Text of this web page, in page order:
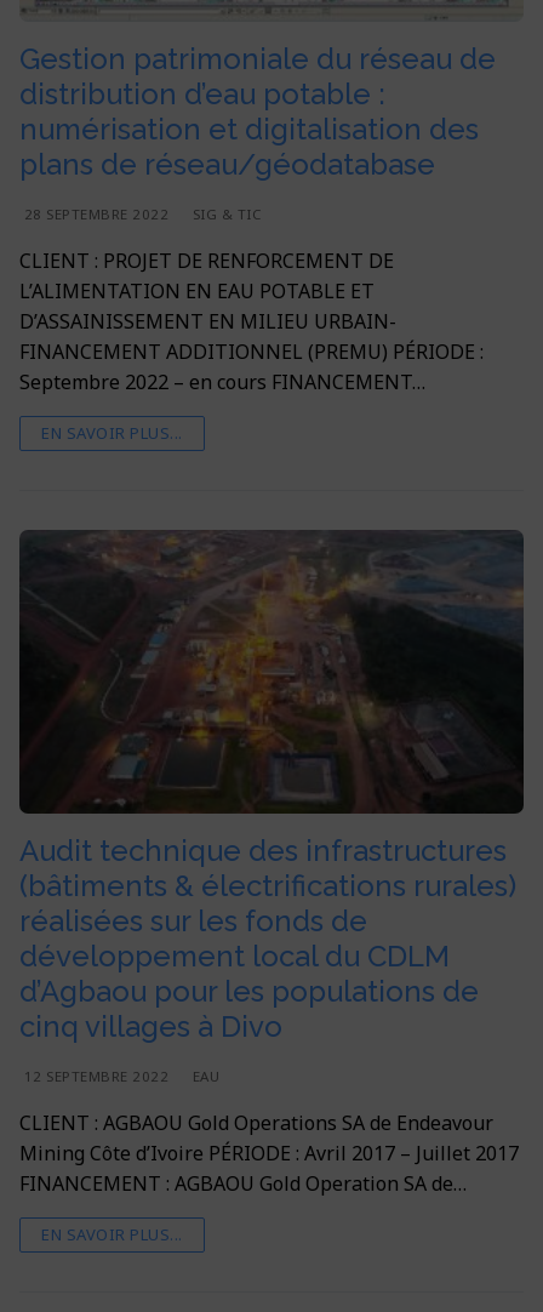
Gestion patrimoniale du réseau de
distribution d’eau potable :
numérisation et digitalisation des
plans de réseau/géodatabase
28 SEPTEMBRE 2022 SIG & TIC
CLIENT : PROJET DE RENFORCEMENT DE
L’ALIMENTATION EN EAU POTABLE ET
D’ASSAINISSEMENT EN MILIEU URBAIN-
FINANCEMENT ADDITIONNEL (PREMU) PÉRIODE :
Septembre 2022 – en cours FINANCEMENT…
EN SAVOIR PLUS...
Audit technique des infrastructures
(bâtiments & électrifications rurales)
réalisées sur les fonds de
développement local du CDLM
d’Agbaou pour les populations de
cinq villages à Divo
12 SEPTEMBRE 2022 EAU
CLIENT : AGBAOU Gold Operations SA de Endeavour
Mining Côte d’Ivoire PÉRIODE : Avril 2017 – Juillet 2017
FINANCEMENT : AGBAOU Gold Operation SA de…
EN SAVOIR PLUS...